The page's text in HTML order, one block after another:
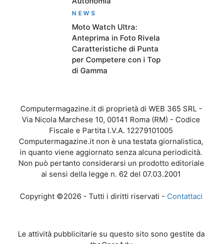
NEWS
Moto Watch Ultra:
Anteprima in Foto Rivela
Caratteristiche di Punta
per Competere con i Top
di Gamma
Computermagazine.it di proprietà di WEB 365 SRL -
Via Nicola Marchese 10, 00141 Roma (RM) - Codice
Fiscale e Partita I.V.A. 12279101005
Computermagazine.it non è una testata giornalistica,
in quanto viene aggiornato senza alcuna periodicità.
Non può pertanto considerarsi un prodotto editoriale
ai sensi della legge n. 62 del 07.03.2001
Copyright ©2026 - Tutti i diritti riservati - Contattaci
Le attività pubblicitarie su questo sito sono gestite da